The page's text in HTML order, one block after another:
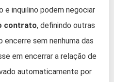
e inquilino podem negociar
contrato, definindo outras
sem nenhuma das
em encerrar a relação de
automaticamente por